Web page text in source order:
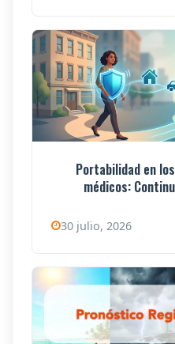
Portabilidad en
médicos:
30 julio, 2026